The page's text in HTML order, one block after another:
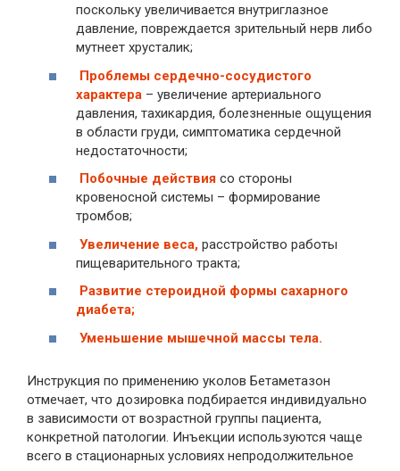
поскольку увеличивается внутриглазное
давление, повреждается зрительный нерв либо
мутнеет хрусталик;
Проблемы сердечно-сосудистого
характера – увеличение артериального
давления, тахикардия, болезненные ощущения
в области груди, симптоматика сердечной
недостаточности;
Побочные действия со стороны
кровеносной системы – формирование
тромбов;
Увеличение веса, расстройство работы
пищеварительного тракта;
Развитие стероидной формы сахарного
диабета;
Уменьшение мышечной массы тела.
Инструкция по применению уколов Бетаметазон
отмечает, что дозировка подбирается индивидуально
в зависимости от возрастной группы пациента,
конкретной патологии. Инъекции используются чаще
всего в стационарных условиях непродолжительное